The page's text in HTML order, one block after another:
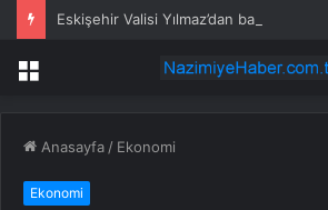
Menü
Anasayfa / Ekonomi
Ekonomi